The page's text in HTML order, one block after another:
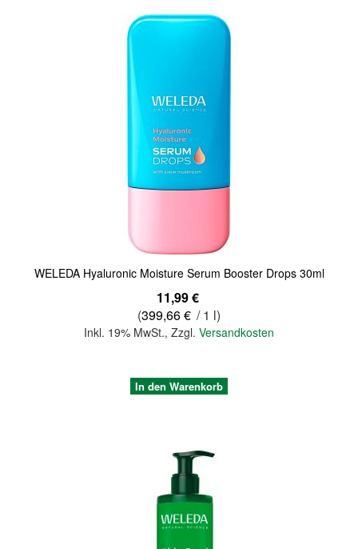
WELEDA Hyaluronic Moisture Serum Booster Drops 30ml
11,99 €
(399,66 € / 1 l)
Inkl. 19% MwSt., Zzgl. Versandkosten
In den Warenkorb